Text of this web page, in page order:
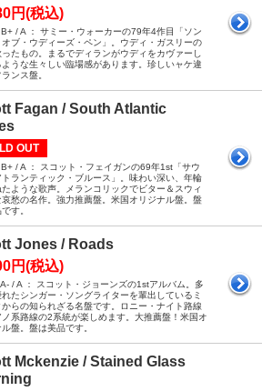
円(税込)
/ A ： サミー・ウォーカーの79年4作目「ソン
オブ・ウディーズ・ペン」。ウディ・ガスリーの
たもの。まるでディランがウディをカヴァーし
うな生々しい臨場感があります。珍しいャケ違
ンス盤。
Fagan / South Atlantic
OUT
/ A ： スコット・フェイガンの69年1st「サウ
トランティック・ブルース」。味わい深い、年輪
たような歌声。メランコリックでビター＆スウィ
哀愁の名作。強力推薦盤。米国オリジナル盤。盤
す。
Jones / Roads
円(税込)
/ A ： スコット・ジョーンズの1stアルバム。多
れたシンガー・ソングライターを輩出しているミ
らの知られざる名盤です。ロニー・ナイト路線
ノ系路線の2系統が楽しめます。大推薦盤！米国オ
ル盤。盤は美品です。
Mckenzie / Stained Glass